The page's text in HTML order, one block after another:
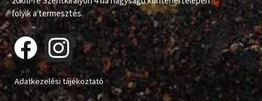
folyik a termesztés.
Adatkezelési tájékoztató